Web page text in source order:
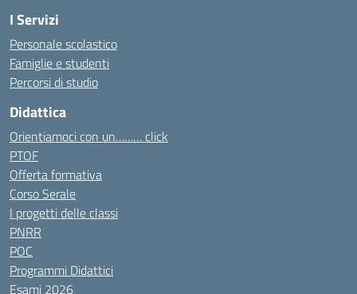
I Servizi
Personale scolastico
Famiglie e studenti
Percorsi di studio
Didattica
Orientiamoci con un……… click
PTOF
Offerta formativa
Corso Serale
I progetti delle classi
PNRR
POC
Programmi Didattici
Esami 2026